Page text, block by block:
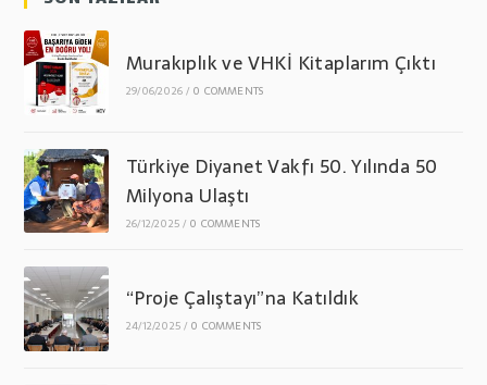
Murakıplık ve VHKİ Kitaplarım Çıktı
29/06/2026/ 0 COMMENTS
Türkiye Diyanet Vakfı 50. Yılında 50
Milyona Ulaştı
26/12/2025/ 0 COMMENTS
“Proje Çalıştayı”na Katıldık
24/12/2025/ 0 COMMENTS